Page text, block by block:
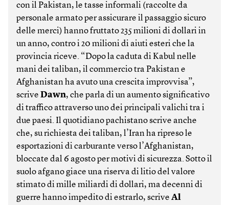
con il Pakistan, le tasse informali (raccolte da
personale armato per assicurare il passaggio sicuro
delle merci) hanno fruttato 235 milioni di dollari in
un anno, contro i 20 milioni di aiuti esteri che la
provincia riceve. “Dopo la caduta di Kabul nelle
mani dei taliban, il commercio tra Pakistan e
Afghanistan ha avuto una crescita improvvisa”,
scrive Dawn, che parla di un aumento significativo
di traffico attraverso uno dei principali valichi tra i
due paesi. Il quotidiano pachistano scrive anche
che, su richiesta dei taliban, l’Iran ha ripreso le
esportazioni di carburante verso l’Afghanistan,
bloccate dal 6 agosto per motivi di sicurezza. Sotto il
suolo afgano giace una riserva di litio del valore
stimato di mille miliardi di dollari, ma decenni di
guerre hanno impedito di estrarlo, scrive Al